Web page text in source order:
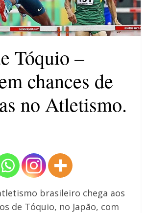
10.400% maior que
em 2022
Máfia das canetas
polícia
Tóquio –
chances de
no Atletismo.
brasileiro chega aos
de Tóquio, no Japão, com